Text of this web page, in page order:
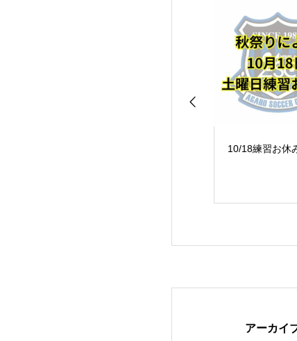
10/18練習お休
アーカイ